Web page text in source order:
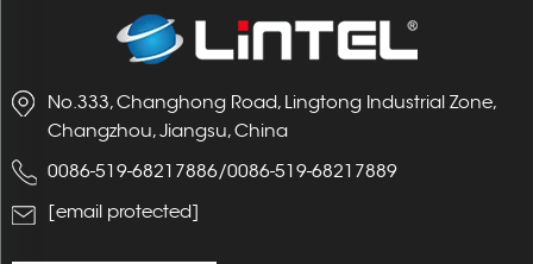
No.333, Changhong Road, Lingtong Industrial Zone,
Changzhou, Jiangsu, China
0086-519-68217886/0086-519-68217889
[email protected]